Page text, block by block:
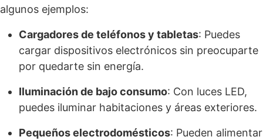
algunos ejemplos:
Cargadores de teléfonos y tabletas: Puedes
cargar dispositivos electrónicos sin preocuparte
por quedarte sin energía.
Iluminación de bajo consumo: Con luces LED,
puedes iluminar habitaciones y áreas exteriores.
Pequeños electrodomésticos: Pueden alimentar